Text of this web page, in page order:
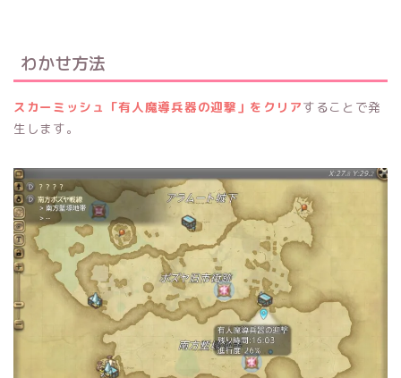
わかせ方法
スカーミッシュ「有人魔導兵器の迎撃」をクリアすることで発
生します。